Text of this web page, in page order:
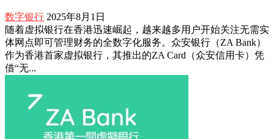
数字银行 2025年8月1日
随着虚拟银行在香港迅速崛起，越来越多用户开始关注无需实
体网点即可管理财务的全数字化服务。众安银行（ZA Bank）
作为香港首家虚拟银行，其推出的ZA Card（众安信用卡）凭
借“无...